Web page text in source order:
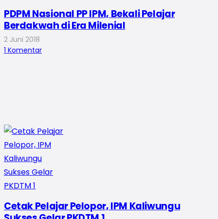
PDPM Nasional PP IPM, Bekali Pelajar
Berdakwah di Era Milenial
2 Juni 2018
1 Komentar
Cetak Pelajar Pelopor, IPM Kaliwungu